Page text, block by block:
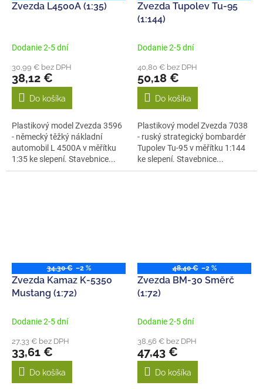
Zvezda L4500A (1:35)
Dodanie 2-5 dní
30,99 € bez DPH
38,12 €
Do košíka
Plastikový model Zvezda 3596
- německý těžký nákladní
automobil L 4500A v měřítku
1:35 ke slepení. Stavebnice...
Zvezda Tupolev Tu-95
(1:144)
Dodanie 2-5 dní
40,80 € bez DPH
50,18 €
Do košíka
Plastikový model Zvezda 7038
- ruský strategický bombardér
Tupolev Tu-95 v měřítku 1:144
ke slepení. Stavebnice...
34,30 € –2 %
Zvezda Kamaz K-5350
Mustang (1:72)
Dodanie 2-5 dní
27,33 € bez DPH
33,61 €
Do košíka
48,40 € –2 %
Zvezda BM-30 Směrč
(1:72)
Dodanie 2-5 dní
38,56 € bez DPH
47,43 €
Do košíka